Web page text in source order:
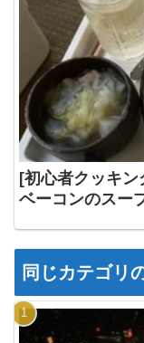
[初心者クッキン
ベーコンのスー
同じカテゴリ